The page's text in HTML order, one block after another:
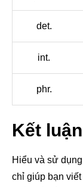
det.
int.
phr.
Kết luận
Hiểu và sử
chỉ giúp bạn